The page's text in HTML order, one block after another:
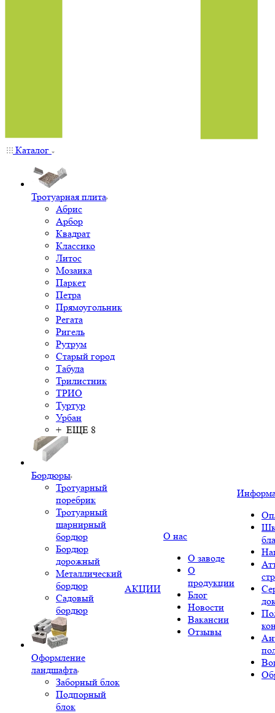
Каталог
Тротуарная плита
Абрис
Арбор
Квадрат
Классико
Литос
Мозаика
Паркет
Петра
Прямоугольник
Регата
Ригель
Рутрум
Старый город
Табула
Трилистник
ТРИО
Туртур
Урбан
+ ЕЩЕ 8
Бордюры
Тротуарный
поребрик
Тротуарный
шарнирный
бордюр
Бордюр
дорожный
Металлический
бордюр
Садовый
бордюр
Оформление
ландшафта
Заборный блок
Подпорный
блок
АКЦИИ
О нас
О заводе
О
продукции
Блог
Новости
Вакансии
Отзывы